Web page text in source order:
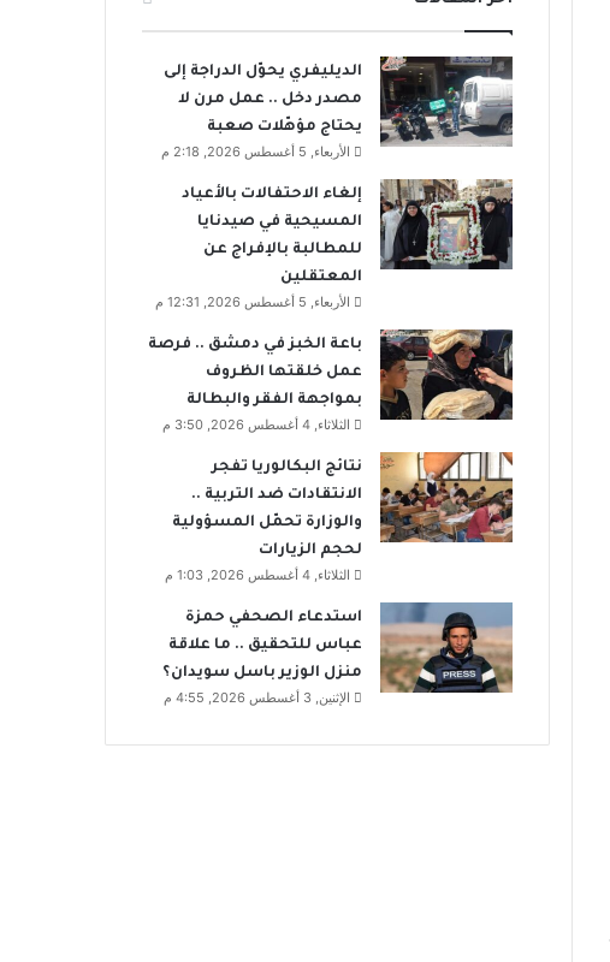
الديليفري يحوّل الدراجة إلى
مصدر دخل .. عمل مرن لا
يحتاج مؤهّلات صعبة
الأربعاء, 5 أغسطس 2026, 2:18 م
إلغاء الاحتفالات بالأعياد
المسيحية في صيدنايا
للمطالبة بالإفراج عن
المعتقلين
الأربعاء, 5 أغسطس 2026, 12:31 م
باعة الخبز في دمشق .. فرصة
عمل خلقتها الظروف
بمواجهة الفقر والبطالة
الثلاثاء, 4 أغسطس 2026, 3:50 م
نتائج البكالوريا تفجر
الانتقادات ضد التربية ..
والوزارة تحمّل المسؤولية
لحجم الزيارات
الثلاثاء, 4 أغسطس 2026, 1:03 م
استدعاء الصحفي حمزة
عباس للتحقيق .. ما علاقة
منزل الوزير باسل سويدان؟
الإثنين, 3 أغسطس 2026, 4:55 م